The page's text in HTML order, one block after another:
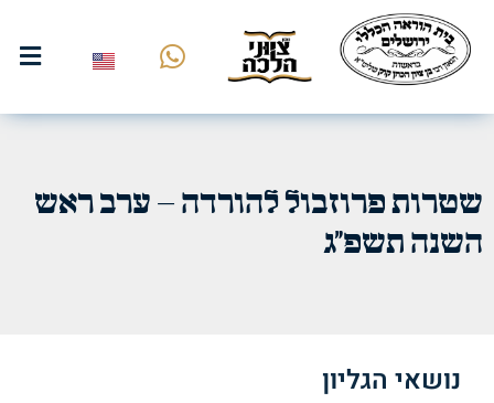
שטרות פרוזבול להורדה – ערב ראש
השנה תשפ"ג
נושאי הגליון